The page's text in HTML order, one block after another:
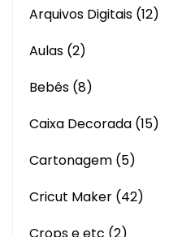
Arquivos Digitais (12)
Aulas (2)
Bebês (8)
Caixa Decorada (15)
Cartonagem (5)
Cricut Maker (42)